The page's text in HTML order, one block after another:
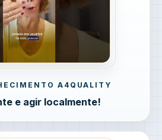
A4QUALITY
e agir localmente!